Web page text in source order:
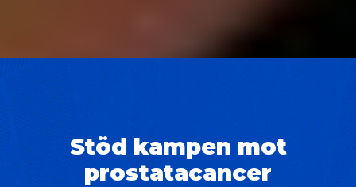
Stöd kampen mot
prostatacancer